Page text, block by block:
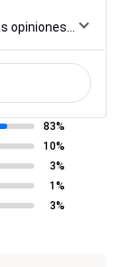
83%
10%
3%
1%
3%